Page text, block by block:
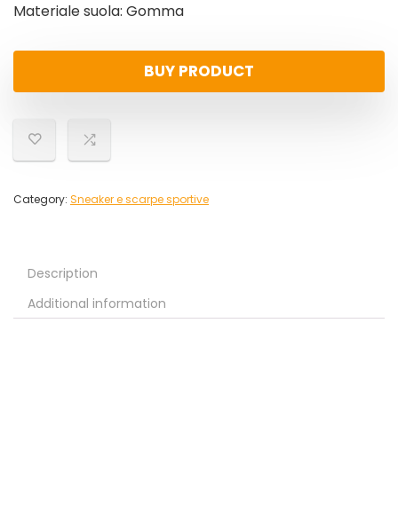
Materiale suola: Gomma
BUY PRODUCT
Category: Sneaker e scarpe sportive
Description
Additional information